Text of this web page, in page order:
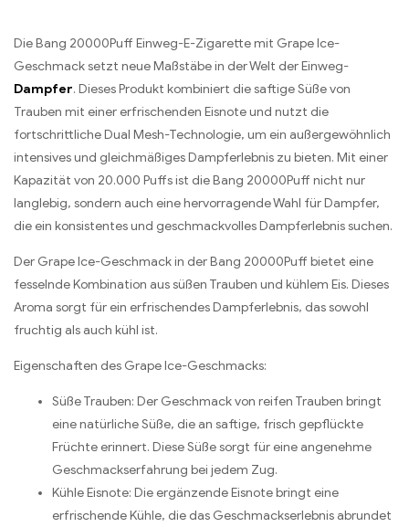
Die Bang 20000Puff Einweg-E-Zigarette mit Grape Ice-
Geschmack setzt neue Maßstäbe in der Welt der Einweg-
Dampfer. Dieses Produkt kombiniert die saftige Süße von
Trauben mit einer erfrischenden Eisnote und nutzt die
fortschrittliche Dual Mesh-Technologie, um ein außergewöhnlich
intensives und gleichmäßiges Dampferlebnis zu bieten. Mit einer
Kapazität von 20.000 Puffs ist die Bang 20000Puff nicht nur
langlebig, sondern auch eine hervorragende Wahl für Dampfer,
die ein konsistentes und geschmackvolles Dampferlebnis suchen.
Der Grape Ice-Geschmack in der Bang 20000Puff bietet eine
fesselnde Kombination aus süßen Trauben und kühlem Eis. Dieses
Aroma sorgt für ein erfrischendes Dampferlebnis, das sowohl
fruchtig als auch kühl ist.
Eigenschaften des Grape Ice-Geschmacks:
Süße Trauben: Der Geschmack von reifen Trauben bringt
eine natürliche Süße, die an saftige, frisch gepflückte
Früchte erinnert. Diese Süße sorgt für eine angenehme
Geschmackserfahrung bei jedem Zug.
Kühle Eisnote: Die ergänzende Eisnote bringt eine
erfrischende Kühle, die das Geschmackserlebnis abrundet